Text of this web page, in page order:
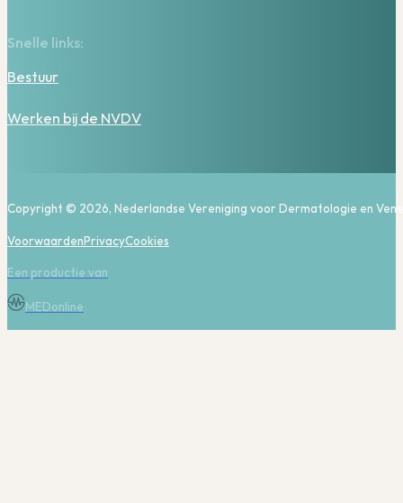
Snelle links:
Bestuur
Werken bij de NVDV
Copyright © 2026, Nederlandse Vereniging voor Dermatologie en
VoorwaardenPrivacyCookies
Een productie van
MEDonline